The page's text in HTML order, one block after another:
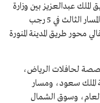
عبدالعزيز بين وزارة
التعليم، والمتحف الوطني، ثم تشغيل المسار الثالث في 5 رجب
البرتقالي محور طريق المدينة المنورة
لحافلات الرياض،
الملك سعود، ومسار
وسوق الشمال